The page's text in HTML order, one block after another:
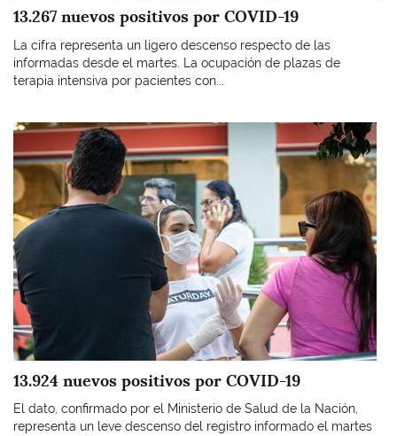
13.267 nuevos positivos por COVID-19
La cifra representa un ligero descenso respecto de las
informadas desde el martes. La ocupación de plazas de
terapia intensiva por pacientes con...
Imagen
13.924 nuevos positivos por COVID-19
El dato, confirmado por el Ministerio de Salud de la Nación,
representa un leve descenso del registro informado el martes